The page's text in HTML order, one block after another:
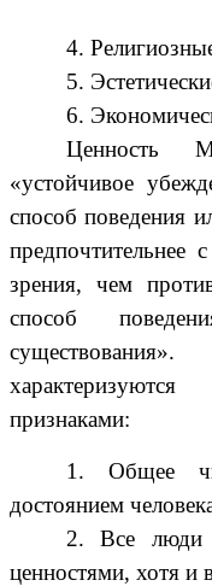
4.
5.
6.
Ценность
«устойчивое
способ поведения
предпочтительнее
зрения, чем
способ
признаками:
1. Общее
достоянием
2. Все люди
ценностями, хотя и